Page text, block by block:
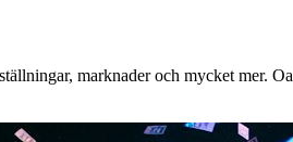
marknader och mycket mer.